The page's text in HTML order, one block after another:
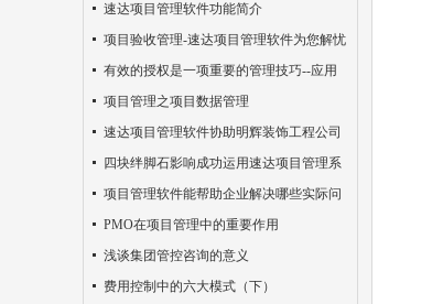
速达项目管理软件功能简介
项目验收管理-速达项目管理软件为您解忧
有效的授权是一项重要的管理技巧--应用
项目管理软件系列的诀窍！！
项目管理之项目数据管理
速达项目管理软件协助明辉装饰工程公司
解决项目管理疑难
四块绊脚石影响成功运用速达项目管理系
统
项目管理软件能帮助企业解决哪些实际问
题?
PMO在项目管理中的重要作用
浅谈集团管控咨询的意义
费用控制中的六大模式（下）